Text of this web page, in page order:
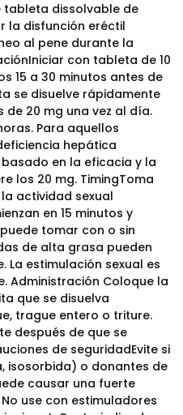
tableta dissolvable de
la disfunción eréctil
al pene durante la
con tableta de 10
15 a 30 minutos antes de
se disuelve rápidamente
de 20 mg una vez al día.
Para aquellos
hepática
en la eficacia y la
los 20 mg. TimingToma
actividad sexual
en 15 minutos y
tomar con o sin
de alta grasa pueden
La estimulación sexual es
Administración Coloque la
que se disuelva
trague entero o triture.
después de que se
de seguridadEvite si
isosorbida) o donantes de
causar una fuerte
use con estimuladores